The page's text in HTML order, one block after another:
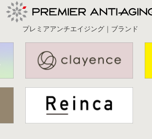
プレミアアンチエイジング｜ブランド